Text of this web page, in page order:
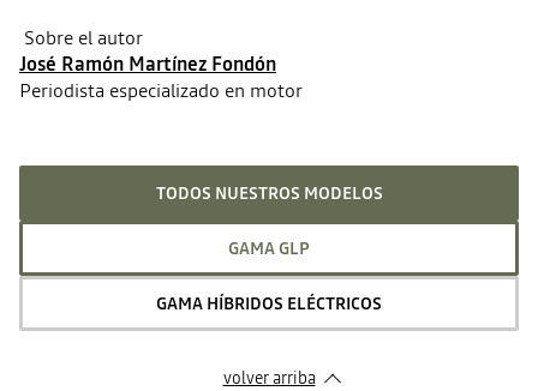
Sobre el autor
José Ramón Martínez Fondón
Periodista especializado en motor
TODOS NUESTROS MODELOS
GAMA GLP
GAMA HÍBRIDOS ELÉCTRICOS
volver arriba